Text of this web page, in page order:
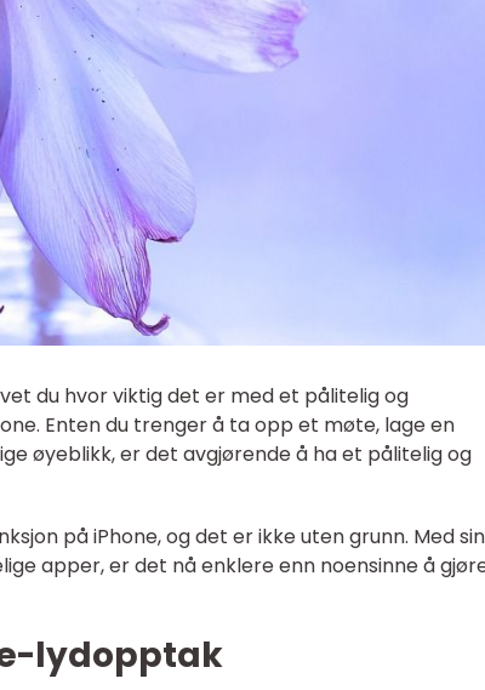
du hvor viktig det er med et pålitelig og
Enten du trenger å ta opp et møte, lage en
øyeblikk, er det avgjørende å ha et pålitelig og
på iPhone, og det er ikke uten grunn. Med sin
apper, er det nå enklere enn noensinne å
lydopptak